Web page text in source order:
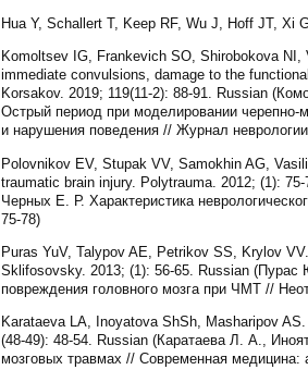
Hua Y, Schallert T, Keep RF, Wu J, Hoff JT, Xi
Komoltsev IG, Frankevich SO, Shirobokova
immediate convulsions, damage to the
Korsakov. 2019; 119(11-2): 88-91. Russian
Острый период при моделировании
и нарушения поведения // Журнал
Polovnikov EV, Stupak VV, Samokhin AG,
traumatic brain injury. Polytrauma. 2012; (1):
Черных Е. Р. Характеристика
75-78)
Puras YuV, Talypov AE, Petrikov SS, Krylov
Sklifosovsky. 2013; (1): 56-65. Russian
повреждения головного мозга при ЧМТ //
Karataeva LA, Inoyatova ShSh, Masharipov
(48-49): 48-54. Russian (Каратаева Л. А.,
мозговых травмах // Современная